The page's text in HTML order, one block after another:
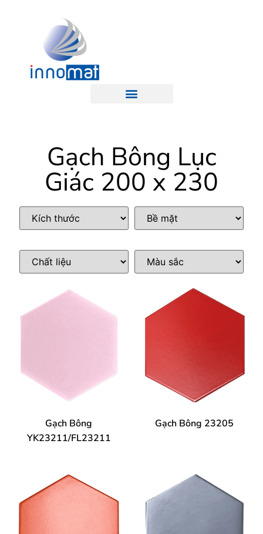
Gạch Bông Lục
Giác 200 x 230
Gạch Bông
YK23211/FL23211
Gạch Bông 23205